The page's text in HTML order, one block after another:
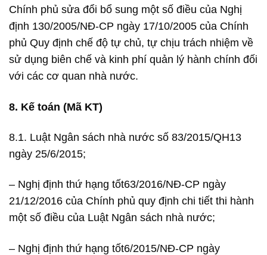
Chính phủ sửa đổi bổ sung một số điều của Nghị
định 130/2005/NĐ-CP ngày 17/10/2005 của Chính
phủ Quy định chế độ tự chủ, tự chịu trách nhiệm về
sử dụng biên chế và kinh phí quản lý hành chính đối
với các cơ quan nhà nước.
8. Kế toán (Mã KT)
8.1. Luật Ngân sách nhà nước số 83/2015/QH13
ngày 25/6/2015;
– Nghị định thứ hạng tốt63/2016/NĐ-CP ngày
21/12/2016 của Chính phủ quy định chi tiết thi hành
một số điều của Luật Ngân sách nhà nước;
– Nghị định thứ hạng tốt6/2015/NĐ-CP ngày